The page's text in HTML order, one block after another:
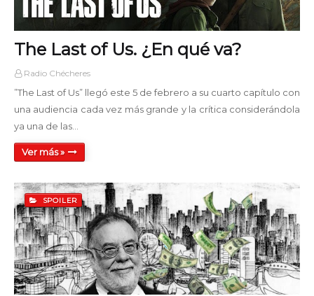
The Last of Us. ¿En qué va?
Radio Chécheres
”The Last of Us” llegó este 5 de febrero a su cuarto capítulo con
una audiencia cada vez más grande y la crítica considerándola
ya una de las…
Ver más »
SPOILER